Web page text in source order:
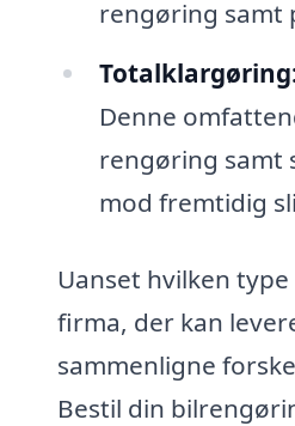
rengøring samt
Denne
rengøring samt
mod fremtidig
Uanset hvilken type
firma, der kan
sammenligne
Bestil din